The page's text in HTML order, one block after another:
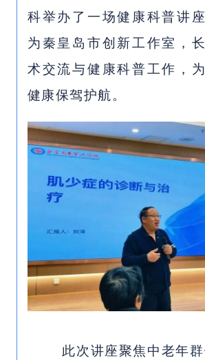
科举办了一场健康科普讲
为秦皇岛市创新工作室，
术交流与健康科普工作，
健康保驾护航。
此次讲座聚焦中老年